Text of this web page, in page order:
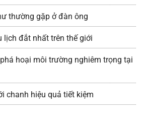
thường gặp ở đàn ông
lịch đắt nhất trên thế giới
hoại môi trường nghiêm trọng tại
chanh hiệu quả tiết kiệm